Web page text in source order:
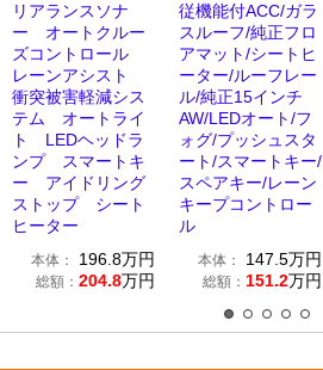
リアランスソナ
ー オートクルー
ズコントロール
レーンアシスト
衝突被害軽減シス
テム オートライ
ト LEDヘッドラ
ンプ スマートキ
ー アイドリング
ストップ シート
ヒーター
本体： 196.8万円
総額： 204.8万円
従機能付ACC/ガラ
スルーフ/純正フロ
アマット/シートヒ
ーター/ルーフレー
ル/純正15インチ
AW/LEDオート/フ
ォグ/プッシュスタ
ート/スマートキー/
スペアキー/レーン
キープコントロー
ル
本体： 147.5万円
総額： 151.2万円